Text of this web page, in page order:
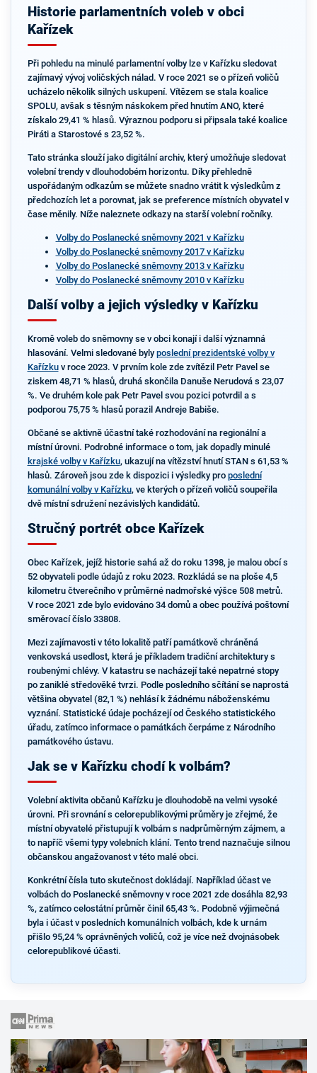
Historie parlamentních voleb v obci
Kařízek
Při pohledu na minulé parlamentní volby lze v Kařízku sledovat
zajímavý vývoj voličských nálad. V roce 2021 se o přízeň voličů
ucházelo několik silných uskupení. Vítězem se stala koalice
SPOLU, avšak s těsným náskokem před hnutím ANO, které
získalo 29,41 % hlasů. Výraznou podporu si připsala také koalice
Piráti a Starostové s 23,52 %.
Tato stránka slouží jako digitální archiv, který umožňuje sledovat
volební trendy v dlouhodobém horizontu. Díky přehledně
uspořádaným odkazům se můžete snadno vrátit k výsledkům z
předchozích let a porovnat, jak se preference místních obyvatel v
čase měnily. Níže naleznete odkazy na starší volební ročníky.
Volby do Poslanecké sněmovny 2021 v Kařízku
Volby do Poslanecké sněmovny 2017 v Kařízku
Volby do Poslanecké sněmovny 2013 v Kařízku
Volby do Poslanecké sněmovny 2010 v Kařízku
Další volby a jejich výsledky v Kařízku
Kromě voleb do sněmovny se v obci konají i další významná
hlasování. Velmi sledované byly poslední prezidentské volby v
Kařízkuv roce 2023. V prvním kole zde zvítězil Petr Pavel se
ziskem 48,71 % hlasů, druhá skončila Danuše Nerudová s 23,07
%. Ve druhém kole pak Petr Pavel svou pozici potvrdil a s
podporou 75,75 % hlasů porazil Andreje Babiše.
Občané se aktivně účastní také rozhodování na regionální a
místní úrovni. Podrobné informace o tom, jak dopadly minulé
krajské volby v Kařízku, ukazují na vítězství hnutí STAN s 61,53 %
hlasů. Zároveň jsou zde k dispozici i výsledky pro poslední
komunální volby v Kařízku, ve kterých o přízeň voličů soupeřila
dvě místní sdružení nezávislých kandidátů.
Stručný portrét obce Kařízek
Obec Kařízek, jejíž historie sahá až do roku 1398, je malou obcí s
52 obyvateli podle údajů z roku 2023. Rozkládá se na ploše 4,5
kilometru čtverečního v průměrné nadmořské výšce 508 metrů.
V roce 2021 zde bylo evidováno 34 domů a obec používá poštovní
směrovací číslo 33808.
Mezi zajímavosti v této lokalitě patří památkově chráněná
venkovská usedlost, která je příkladem tradiční architektury s
roubenými chlévy. V katastru se nacházejí také nepatrné stopy
po zaniklé středověké tvrzi. Podle posledního sčítání se naprostá
většina obyvatel (82,1 %) nehlásí k žádnému náboženskému
vyznání. Statistické údaje pocházejí od Českého statistického
úřadu, zatímco informace o památkách čerpáme z Národního
památkového ústavu.
Jak se v Kařízku chodí k volbám?
Volební aktivita občanů Kařízku je dlouhodobě na velmi vysoké
úrovni. Při srovnání s celorepublikovými průměry je zřejmé, že
místní obyvatelé přistupují k volbám s nadprůměrným zájmem, a
to napříč všemi typy volebních klání. Tento trend naznačuje silnou
občanskou angažovanost v této malé obci.
Konkrétní čísla tuto skutečnost dokládají. Například účast ve
volbách do Poslanecké sněmovny v roce 2021 zde dosáhla 82,93
%, zatímco celostátní průměr činil 65,43 %. Podobně výjimečná
byla i účast v posledních komunálních volbách, kde k urnám
přišlo 95,24 % oprávněných voličů, což je více než dvojnásobek
celorepublikové účasti.